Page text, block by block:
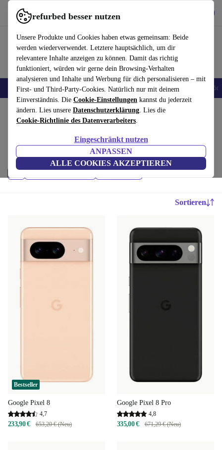
refurbed besser nutzen
Unsere Produkte und Cookies haben etwas gemeinsam: Beide
werden wiederverwendet. Letztere hauptsächlich, um dir
relevantere Inhalte anzeigen zu können. Damit das richtig
funktioniert, würden wir gerne dein Browsing-Verhalten
analysieren und Inhalte und Werbung für dich personalisieren – mit
First- und Third-Party-Cookies. Natürlich nur mit deinem
Einverständnis. Die Cookie-Einstellungen kannst du jederzeit
ändern. Lies unsere Datenschutzerklärung. Lies die
Cookie-Richtlinie des Datenverarbeiters.
Eingeschränkt nutzen
ANPASSEN
ALLE COOKIES AKZEPTIEREN
refurbed schnell und einfach nutzen
🎒 Back to school Handys Laptops Tablets Smartwatches Zubehör
Home Produkte Handys & Smartphones
Refurbished Google Pixel handys – günstiger als neu, besser als
gebraucht, min. 12 Monate Garantie
Sortieren
Bestseller
Google Pixel 8
4,7
233,90 € 653,20 € (Neu)
Google Pixel 8 Pro
4,8
335,00 € 671,29 € (Neu)